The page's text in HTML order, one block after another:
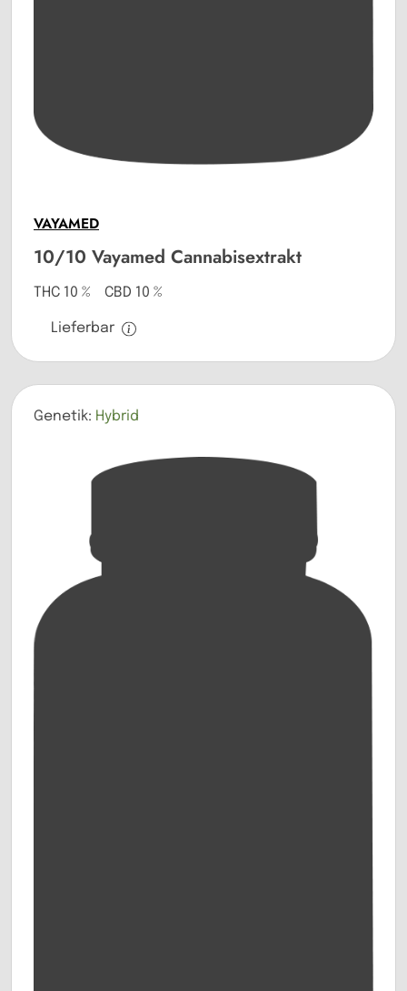
VAYAMED
10/10 Vayamed Cannabisextrakt
THC 10 % CBD 10 %
Lieferbar
Genetik: Hybrid